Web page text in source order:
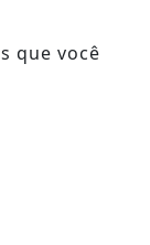
que você